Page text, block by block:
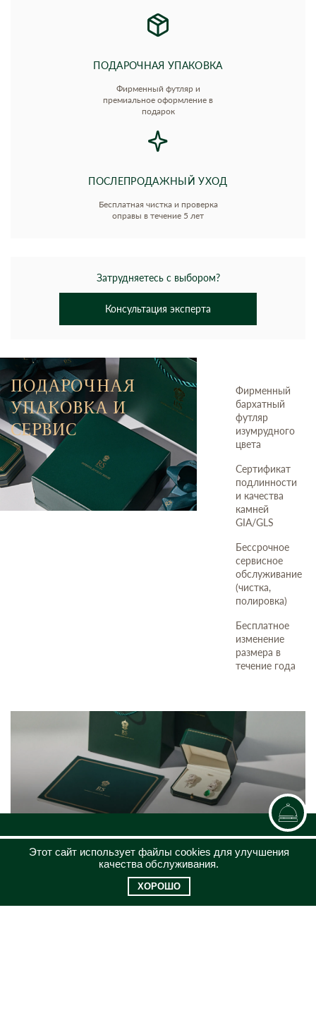
ПОДАРОЧНАЯ УПАКОВКА
Фирменный футляр и
премиальное оформление в
подарок
ПОСЛЕПРОДАЖНЫЙ УХОД
Бесплатная чистка и проверка
оправы в течение 5 лет
Затрудняетесь с выбором?
Консультация эксперта
ПОДАРОЧНАЯ
УПАКОВКА И
СЕРВИС
Фирменный
бархатный
футляр
изумрудного
цвета
Сертификат
подлинности
и качества
камней
GIA/GLS
Бессрочное
сервисное
обслуживание
(чистка,
полировка)
Бесплатное
изменение
размера в
течение года
КАТАЛОГ
ЮВЕЛИРНЫЙ ДОМ
КЛИЕНТСКИЙ СЕРВИС
Этот сайт использует файлы cookies для улучшения
качества обслуживания.
ХОРОШО